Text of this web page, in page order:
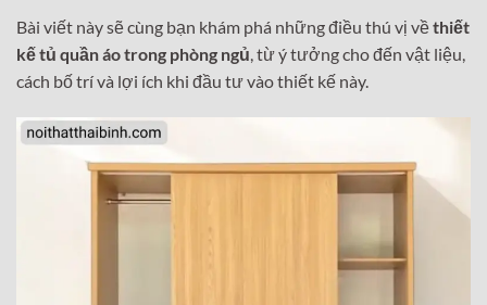
Bài viết này sẽ cùng bạn khám phá những điều thú vị vềthiết
kế tủ quần áo trong phòng ngủ, từ ý tưởng cho đến vật liệu,
cách bố trí và lợi ích khi đầu tư vào thiết kế này.